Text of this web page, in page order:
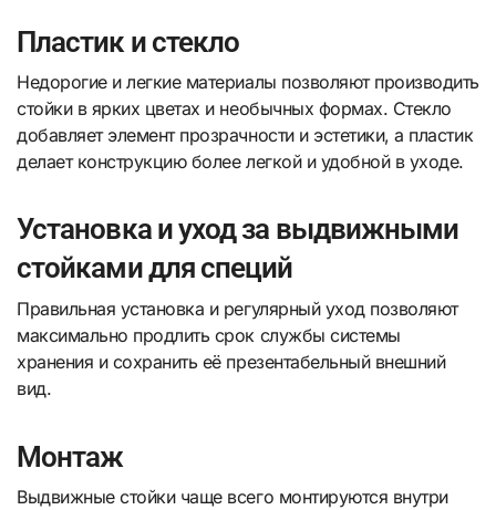
Пластик и стекло
Недорогие и легкие материалы позволяют производить
стойки в ярких цветах и необычных формах. Стекло
добавляет элемент прозрачности и эстетики, а пластик
делает конструкцию более легкой и удобной в уходе.
Установка и уход за выдвижными
стойками для специй
Правильная установка и регулярный уход позволяют
максимально продлить срок службы системы
хранения и сохранить её презентабельный внешний
вид.
Монтаж
Выдвижные стойки чаще всего монтируются внутри